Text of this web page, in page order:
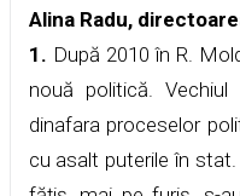
Alina Radu,
1. După 2010 în R.
nouă politică.
dinafara proceselor
cu asalt puterile în